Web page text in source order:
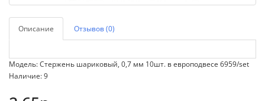
Описание Отзывов (0)
Модель: Стержень шариковый, 0,7 мм 10шт. в европодвесе 6959/set
Наличие: 9